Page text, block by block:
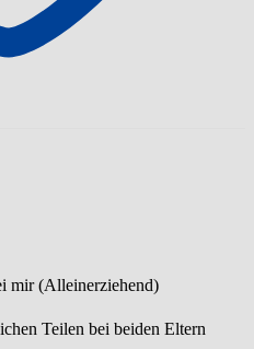
mir (Alleinerziehend)
Teilen bei beiden Eltern